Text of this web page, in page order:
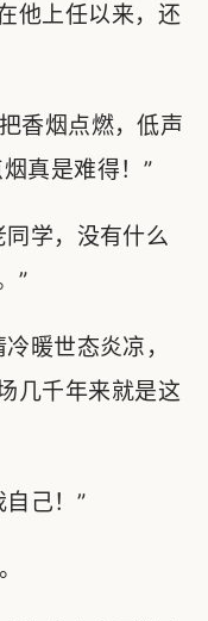
他上任以来，还
香烟点燃，低声
真是难得！”
学，没有什么
”
暖世态炎凉，
几千年来就是这
己！”